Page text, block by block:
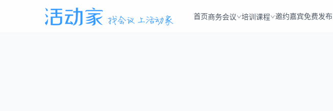
首页商务会议 培训课程 邀约嘉宾免费发布